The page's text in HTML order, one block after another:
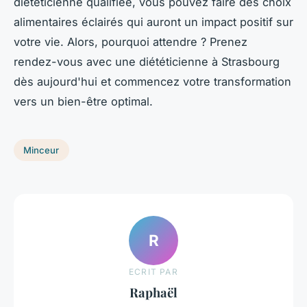
alimentaires éclairés qui auront un impact positif sur
votre vie. Alors, pourquoi attendre ? Prenez
rendez-vous avec une diététicienne à Strasbourg
dès aujourd'hui et commencez votre transformation
vers un bien-être optimal.
Minceur
R
ECRIT PAR
Raphaël